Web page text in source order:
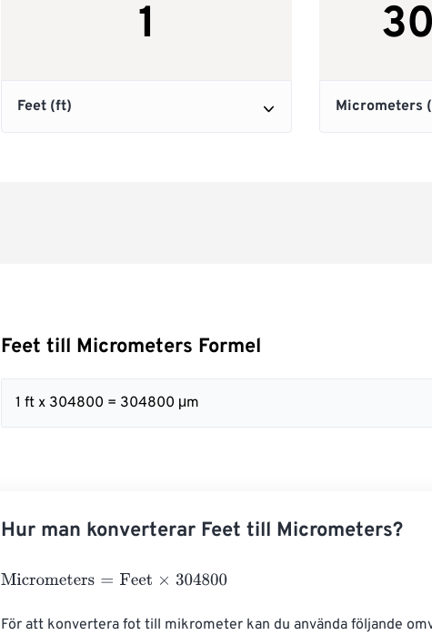
Feet till Micrometers Formel
1 ft x 304800 = 304800 μm
Hur man konverterar Feet till Micrometers?
Micrometers=Feet×304800
För att konvertera fot till mikrometer kan du använda följande